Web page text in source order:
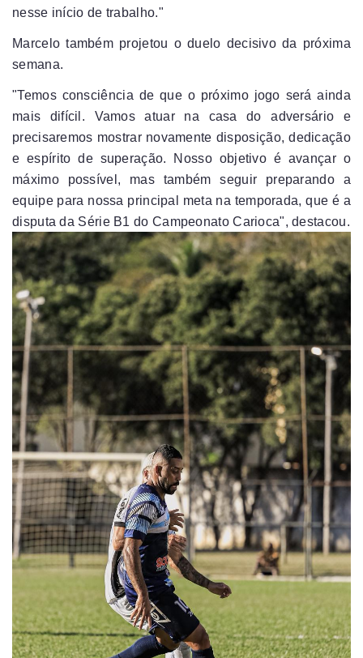
nesse início de trabalho."
Marcelo também projetou o duelo decisivo da próxima
semana.
"Temos consciência de que o próximo jogo será ainda
mais difícil. Vamos atuar na casa do adversário e
precisaremos mostrar novamente disposição, dedicação
e espírito de superação. Nosso objetivo é avançar o
máximo possível, mas também seguir preparando a
equipe para nossa principal meta na temporada, que é a
disputa da Série B1 do Campeonato Carioca", destacou.